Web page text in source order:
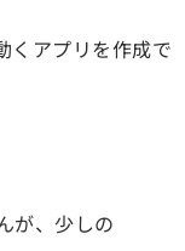
くアプリを作成で
が、少しの